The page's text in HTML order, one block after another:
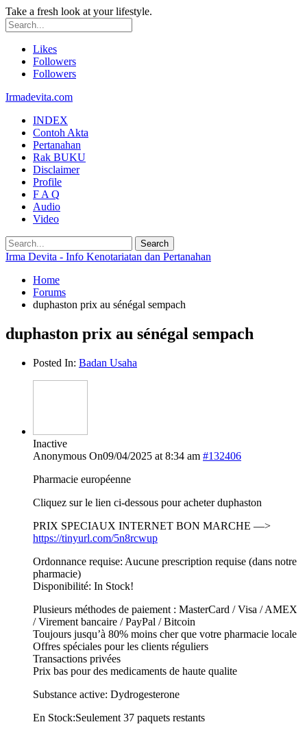
Take a fresh look at your lifestyle.
Likes
Followers
Followers
Irmadevita.com
INDEX
Contoh Akta
Pertanahan
Rak BUKU
Disclaimer
Profile
F A Q
Audio
Video
Irma Devita - Info Kenotariatan dan Pertanahan
Home
Forums
duphaston prix au sénégal sempach
duphaston prix au sénégal sempach
Posted In: Badan Usaha
Inactive
Anonymous On09/04/2025 at 8:34 am #132406
Pharmacie européenne
Cliquez sur le lien ci-dessous pour acheter duphaston
PRIX SPECIAUX INTERNET BON MARCHE —>
https://tinyurl.com/5n8rcwup
Ordonnance requise: Aucune prescription requise (dans notre
pharmacie)
Disponibilité: In Stock!
Plusieurs méthodes de paiement : MasterCard / Visa / AMEX
/ Virement bancaire / PayPal / Bitcoin
Toujours jusqu’à 80% moins cher que votre pharmacie locale
Offres spéciales pour les clients réguliers
Transactions privées
Prix bas pour des medicaments de haute qualite
Substance active: Dydrogesterone
En Stock:Seulement 37 paquets restants